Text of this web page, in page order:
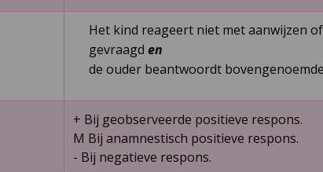
Het kind reageert niet met aanwijzen
gevraagden
de ouder beantwoordt
+ Bij geobserveerde positieve respons.
M Bij anamnestisch positieve respons.
-­ Bij negatieve respons.